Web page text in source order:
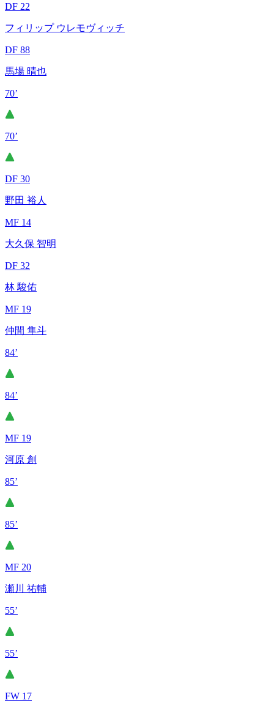
DF 22
フィリップ ウレモヴィッチ
DF 88
馬場 晴也
70’
70’
DF 30
野田 裕人
MF 14
大久保 智明
DF 32
林 駿佑
MF 19
仲間 隼斗
84’
84’
MF 19
河原 創
85’
85’
MF 20
瀬川 祐輔
55’
55’
FW 17